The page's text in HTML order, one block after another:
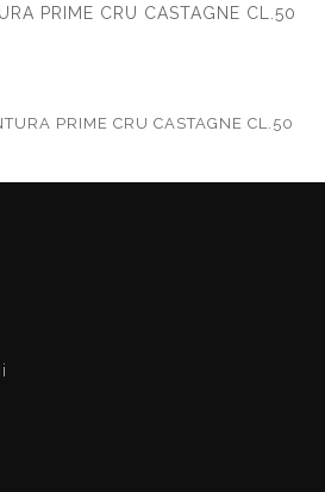
PRIME CRU CASTAGNE CL.50
PRIME CRU CASTAGNE CL.50